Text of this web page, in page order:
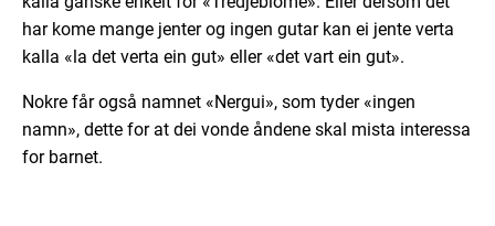
har kome mange jenter og ingen gutar kan ei jente verta
kalla «la det verta ein gut» eller «det vart ein gut».
Nokre får også namnet «Nergui», som tyder «ingen
namn», dette for at dei vonde åndene skal mista interessa
for barnet.